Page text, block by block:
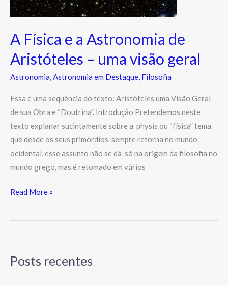
A Física e a Astronomia de
Aristóteles – uma visão geral
Astronomia Astronomia em Destaque Filosofia
Essa é uma sequência do texto: Aristóteles uma Visão Geral
de sua Obra e “Doutrina”. Introdução Pretendemos neste
texto explanar sucintamente sobre a physis ou “física” tema
que desde os seus primórdios sempre retorna no mundo
ocidental, esse assunto não se dá só na origem da filosofia no
mundo grego, mas é retomado em vários
Aristóteles
–
uma
visão
geral
Read More »
Posts recentes